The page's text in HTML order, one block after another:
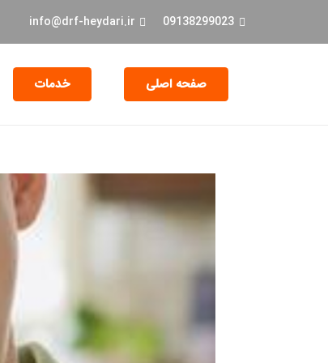
09138299023
info@drf-heydari.ir
صفحه اصلی خدمات